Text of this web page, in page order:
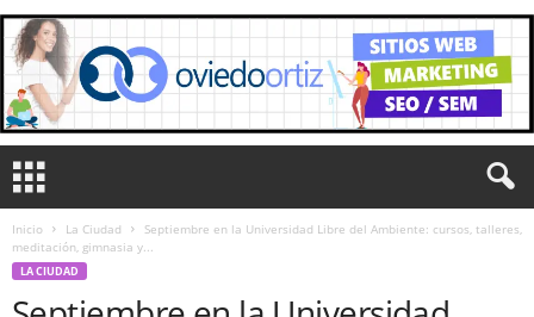
Inicio La Ciudad
Septiembre en la Universidad Libre del Ambiente: cursos, talleres,
meditación, gimnasia y...
LA CIUDAD